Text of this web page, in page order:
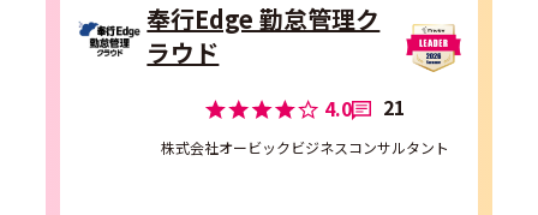
奉行Edge 勤怠管理ク
ラウド
4.0 21
株式会社オービックビジネスコンサルタント